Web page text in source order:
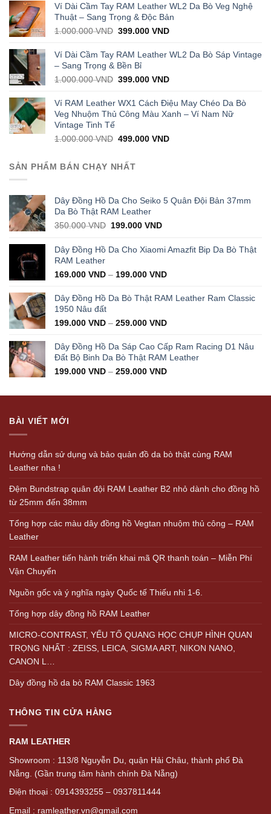
was:
1.000.000 VND.
is:
429.000 VND.
Ví Dài Cầm Tay RAM Leather WL2 Da Bò Veg Nghệ
Thuật – Sang Trọng & Độc Bản
1.000.000VND Original
was:
1.000.000 VND.
399.000VNDCurrent
is:
Ví Dài Cầm Tay RAM Leather WL2 Da Bò Sáp Vintage
– Sang Trọng & Bền Bỉ
1.000.000VND Original
was:
1.000.000 VND.
399.000VNDCurrent
is:
399.000 VND.
Ví RAM Leather WX1 Cách Điệu May Chéo Da Bò
Veg Nhuộm Thủ Công Màu Xanh – Ví Nam Nữ
Vintage Tinh Tế
1.000.000VND Original
was:
1.000.000 VND.
499.000VNDCurrent
SẢN PHẨM BÁN CHẠY NHẤT
Dây Đồng Hồ Da Cho Seiko 5 Quân Đội Bản 37mm
Da Bò Thật RAM Leather
350.000VND Original
was:
199.000VNDCurrent
is:
199.000 VND.
Dây Đồng Hồ Da Cho Xiaomi Amazfit Bip Da Bò Thật
RAM Leather
169.000 VND – 199.000 VND
Dây Đồng Hồ Da Bò Thật RAM Leather Ram Classic
1950 Nâu đất
199.000 VND – 259.000 VND
Dây Đồng Hồ Da Sáp Cao Cấp Ram Racing D1 Nâu
Đất Bộ Binh Da Bò Thật RAM Leather
199.000 VND – 259.000 VND
BÀI VIẾT MỚI
Hướng dẫn sử dụng và bảo quản đồ da bò thật cùng RAM
Leather nha !
Đệm Bundstrap quân đội RAM Leather B2 nhỏ dành cho đồng hồ
từ 25mm đến 38mm
Tổng hợp các màu dây đồng hồ Vegtan nhuộm thủ công – RAM
Leather
RAM Leather tiến hành triển khai mã QR thanh toán – Miễn Phí
Vận Chuyển
Nguồn gốc và ý nghĩa ngày Quốc tế Thiếu nhi 1-6.
Tổng hợp dây đồng hồ RAM Leather
MICRO-CONTRAST, YẾU TỐ QUANG HỌC CHỤP HÌNH QUAN
TRỌNG NHẤT : ZEISS, LEICA, SIGMA ART, NIKON NANO,
CANON L…
Dây đồng hồ da bò RAM Classic 1963
THÔNG TIN CỬA HÀNG
RAM LEATHER
Showroom : 113/8 Nguyễn Du, quận Hải Châu, thành phố Đà
Nẵng. (Gần trung tâm hành chính Đà Nẵng)
Điện thoại : 0914393255 – 0937811444
Email : ramleather.vn@gmail.com